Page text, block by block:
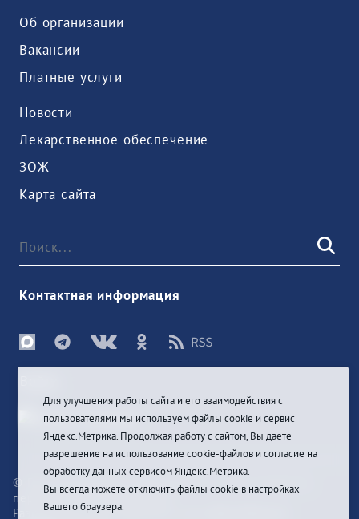
Об организации
Вакансии
Платные услуги
Новости
Лекарственное обеспечение
ЗОЖ
Карта сайта
Контактная информация
© При цитировании информации с сайта ссылка на
первоисточник обязательна
Разработка и техподдержка сайта
Для улучшения работы сайта и его взаимодействия с
пользователями мы используем файлы cookie и сервис
Яндекс.Метрика. Продолжая работу с сайтом, Вы даете
разрешение на использование cookie-файлов и согласие на
обработку данных сервисом Яндекс.Метрика.
Вы всегда можете отключить файлы cookie в настройках
Вашего браузера.